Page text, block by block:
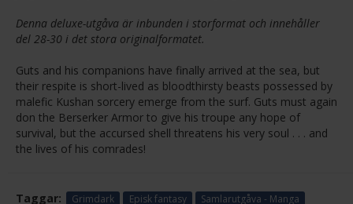
Denna deluxe-utgåva är inbunden i storformat och innehåller
del 28-30 i det stora originalformatet.
Guts and his companions have finally arrived at the sea, but
their respite is short-lived as bloodthirsty beasts possessed by
malefic Kushan sorcery emerge from the surf. Guts must again
don the Berserker Armor to give his troupe any hope of
survival, but the accursed shell threatens his very soul . . . and
the lives of his comrades!
Taggar: Grimdark Episk fantasy Samlarutgåva - Manga